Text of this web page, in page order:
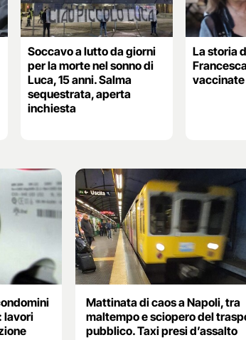
Soccavo a lutto da giorni
per la morte nel sonno di
Luca, 15 anni. Salma
sequestrata, aperta
inchiesta
La storia
lavori
Mattinata di caos a Napoli, tra
maltempo e sciopero del
pubblico. Taxi presi d’assalto